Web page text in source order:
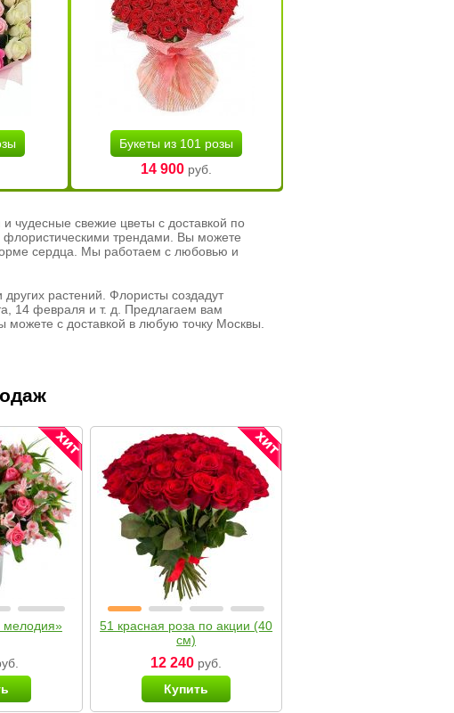
Букеты из 101 розы
14 900руб.
чудесные свежие цветы с доставкой по
флористическими трендами. Вы можете
сердца. Мы работаем с любовью и
растений. Флористы создадут
14 февраля и т. д. Предлагаем вам
с доставкой в любую точку Москвы.
мелодия»
51 красная роза по акции (40
см)
12 240 руб.
Купить